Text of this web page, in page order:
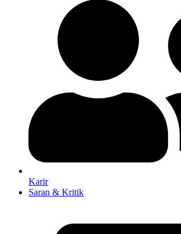
Karir
Saran & Kritik